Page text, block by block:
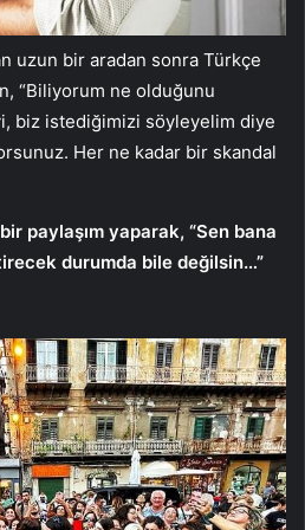
uzun bir aradan sonra Türkçe
“Biliyorum ne olduğunu
biz istediğimizi söyleyelim diye
Her ne kadar bir skandal
paylaşım yaparak, “Sen bana
durumda bile değilsin…”